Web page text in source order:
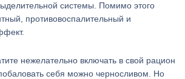
системы. Помимо этого
противовоспалительный и
нежелательно включать в свой рацион
себя можно черносливом. Но